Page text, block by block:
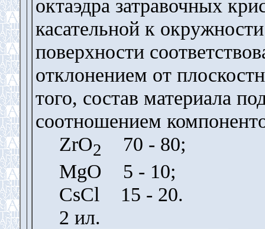
октаэдра затравочных
касательной к
поверхности
отклонением от
того, состав материала
соотношением
ZrO2
70 - 80;
MgO 5 - 10;
CsCl 15 - 20.
2 ил.